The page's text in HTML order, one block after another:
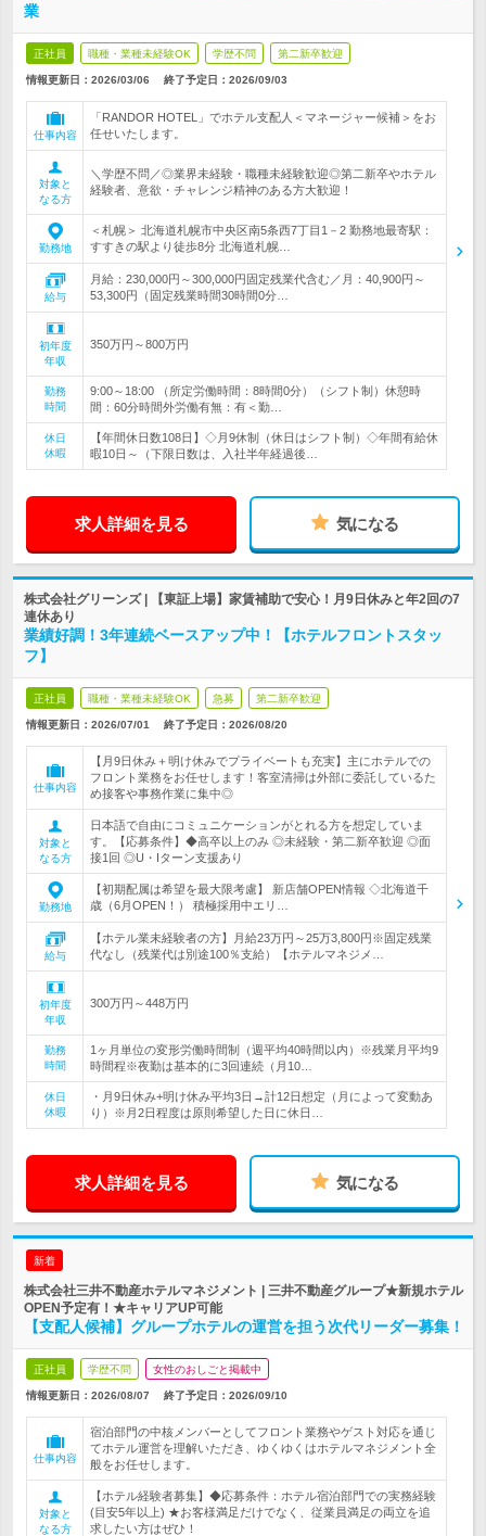
業
正社員 職種・業種未経験OK 学歴不問 第二新卒歓迎
情報更新日：2026/03/06 終了予定日： 2026/09/03
仕事内容
「RANDOR HOTEL」でホテル支配人＜マネージャー候補＞をお
任せいたします。
対象と
なる方
＼学歴不問／◎業界未経験・職種未経験歓迎◎第二新卒やホテル
経験者、意欲・チャレンジ精神のある方大歓迎！
勤務地
＜札幌＞ 北海道札幌市中央区南5条西7丁目1－2 勤務地最寄駅：
すすきの駅より徒歩8分 北海道札幌…
給与
月給：230,000円～300,000円固定残業代含む／月：40,900円～
53,300円（固定残業時間30時間0分…
初年度
年収
350万円～800万円
勤務
時間
9:00～18:00 （所定労働時間：8時間0分）（シフト制）休憩時
間：60分時間外労働有無：有＜勤…
休日
休暇
【年間休日数108日】◇月9休制（休日はシフト制）◇年間有給休
暇10日～（下限日数は、入社半年経過後…
求人詳細を見る 気になる
株式会社グリーンズ | 【東証上場】家賃補助で安心！月9日休みと年2回の7
連休あり
業績好調！3年連続ベースアップ中！【ホテルフロントスタッ
フ】
正社員 職種・業種未経験OK 急募 第二新卒歓迎
情報更新日：2026/07/01 終了予定日： 2026/08/20
仕事内容
【月9日休み＋明け休みでプライベートも充実】主にホテルでの
フロント業務をお任せします！客室清掃は外部に委託しているた
め接客や事務作業に集中◎
対象と
なる方
日本語で自由にコミュニケーションがとれる方を想定していま
す。【応募条件】◆高卒以上のみ ◎未経験・第二新卒歓迎 ◎面
接1回 ◎U・Iターン支援あり
勤務地
【初期配属は希望を最大限考慮】 新店舗OPEN情報 ◇北海道千
歳（6月OPEN！） 積極採用中エリ…
給与
【ホテル業未経験者の方】月給23万円～25万3,800円※固定残業
代なし（残業代は別途100％支給）【ホテルマネジメ…
初年度
年収
300万円～448万円
勤務
時間
1ヶ月単位の変形労働時間制（週平均40時間以内）※残業月平均9
時間程※夜勤は基本的に3回連続（月10…
休日
休暇
・月9日休み+明け休み平均3日→計12日想定（月によって変動あ
り）※月2日程度は原則希望した日に休日…
求人詳細を見る 気になる
新着
株式会社三井不動産ホテルマネジメント | 三井不動産グループ★新規ホテル
OPEN予定有！★キャリアUP可能
【支配人候補】グループホテルの運営を担う次代リーダー募集！
正社員 学歴不問 女性のおしごと掲載中
情報更新日：2026/08/07 終了予定日： 2026/09/10
仕事内容
宿泊部門の中核メンバーとしてフロント業務やゲスト対応を通じ
てホテル運営を理解いただき、ゆくゆくはホテルマネジメント全
般をお任せします。
対象と
なる方
【ホテル経験者募集】◆応募条件：ホテル宿泊部門での実務経験
(目安5年以上) ★お客様満足だけでなく、従業員満足の両立を追
求したい方はぜひ！